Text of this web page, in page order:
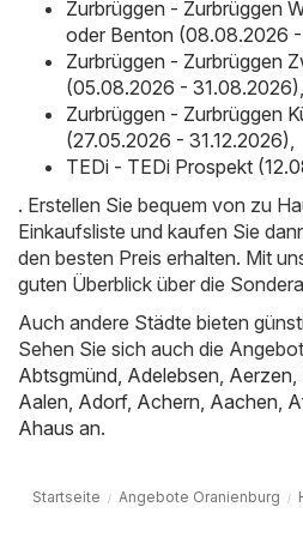
Zurbrüggen - Zurbrüggen
oder Benton (08.08.2026
Zurbrüggen - Zurbrüggen
(05.08.2026 - 31.08.2026),
Zurbrüggen - Zurbrüggen
(27.05.2026 - 31.12.2026),
TEDi - TEDi Prospekt
. Erstellen Sie bequem von zu
Einkaufsliste und kaufen Sie
den besten Preis erhalten. Mit
guten Überblick über die
Auch andere Städte bieten
Sehen Sie sich auch die
Abtsgmünd, Adelebsen, Aerzen,
Aalen, Adorf, Achern, Aachen,
Ahaus an.
Startseite Angebote Oranienburg